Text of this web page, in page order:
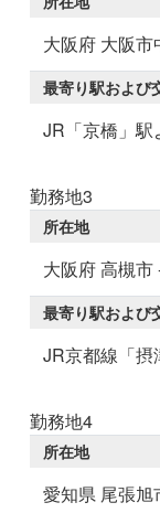
大阪府 大阪市
最寄り駅および
JR「京橋」駅
勤務地3
所在地
大阪府 高槻市
最寄り駅および
JR京都線「摂
勤務地4
所在地
愛知県 尾張旭